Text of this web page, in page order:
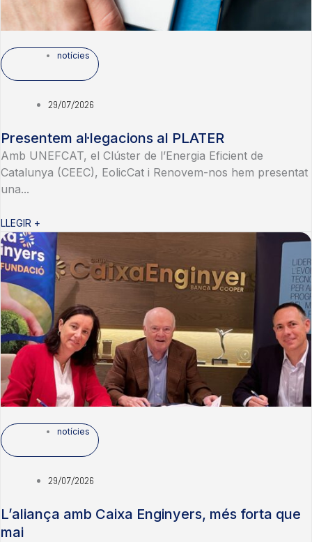
notícies
29/07/2026
Presentem al·legacions al PLATER
Amb UNEFCAT, el Clúster de l’Energia Eficient de
Catalunya (CEEC), EolicCat i Renovem-nos hem presentat
una...
LLEGIR +
notícies
29/07/2026
L’aliança amb Caixa Enginyers, més forta que
mai